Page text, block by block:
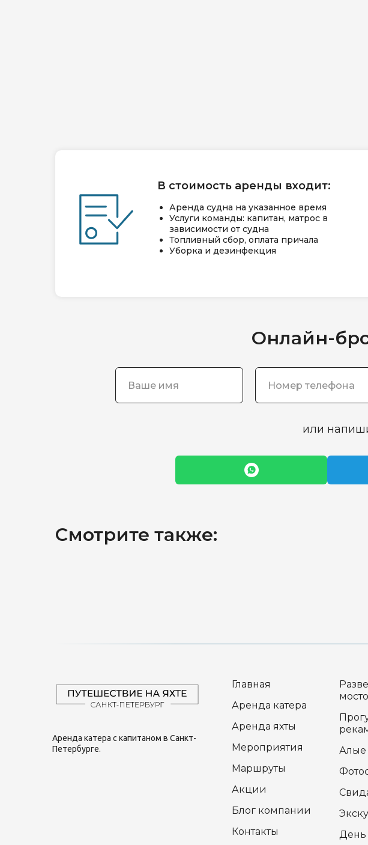
В стоимость аренды входит:
Аренда судна на указанное время
Услуги команды: капитан, матрос в
зависимости от судна
Топливный сбор, оплата причала
Уборка и дезинфекция
Онлайн-
или
Смотрите также:
Аренда катера с капитаном в Санкт-
Петербурге.
Главная
Аренда катера
Аренда яхты
Мероприятия
Маршруты
Акции
Блог компании
Контакты
Алые
День